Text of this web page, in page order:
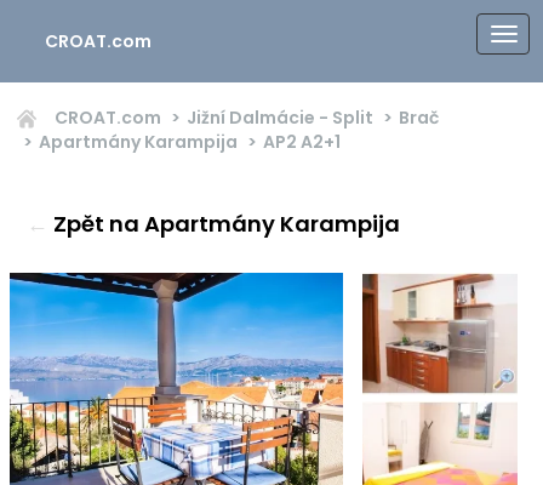
CROAT.com
CROAT.com Jižní Dalmácie - Split
Brač
Apartmány Karampija
AP2 A2+1
← Zpět na Apartmány Karampija